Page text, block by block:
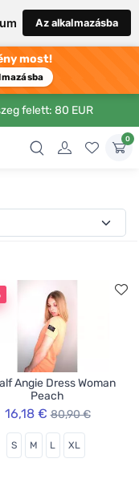
Az alkalmazásba
most!
felett: 80 EUR
0
Angie Dress Woman
Peach
16,18 € 80,90 €
S M L XL